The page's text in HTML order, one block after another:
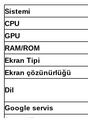
Sistemi
CPU
GPU
RAM/ROM
Ekran Tipi
Ekran çözünürlüğü
Dil
Google servis